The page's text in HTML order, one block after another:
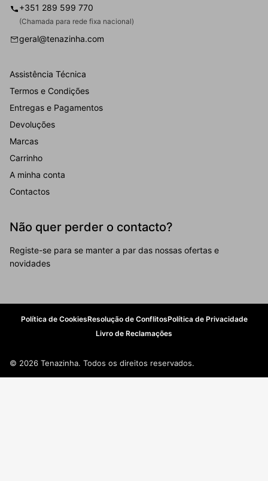
+351 289 599 770
(Chamada para rede fixa nacional)
geral@tenazinha.com
Assistência Técnica
Termos e Condições
Entregas e Pagamentos
Devoluções
Marcas
Carrinho
A minha conta
Contactos
Não quer perder o contacto?
Registe-se para se manter a par das nossas ofertas e
novidades
Política de CookiesResolução de ConflitosPolítica de Privacidade
Livro de Reclamações
© 2026 Tenazinha. Todos os direitos reservados.